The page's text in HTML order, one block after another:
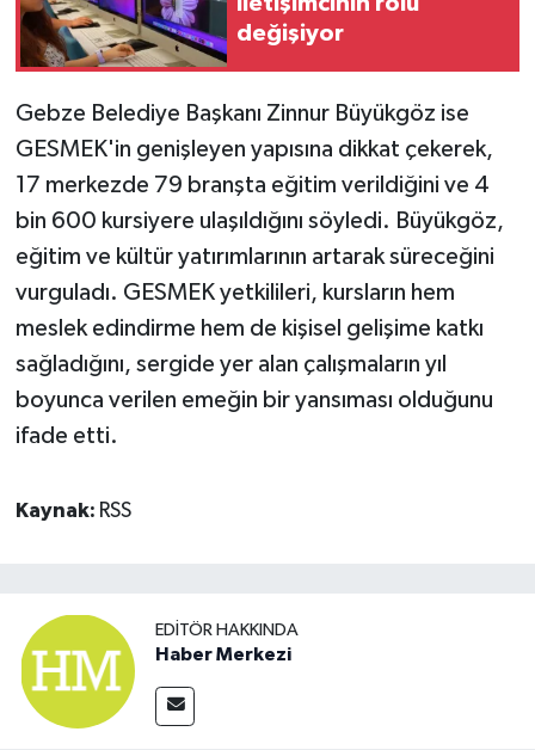
değişiyor
Gebze Belediye Başkanı Zinnur Büyükgöz ise
GESMEK'in genişleyen yapısına dikkat çekerek,
17 merkezde 79 branşta eğitim verildiğini ve 4
bin 600 kursiyere ulaşıldığını söyledi. Büyükgöz,
eğitim ve kültür yatırımlarının artarak süreceğini
vurguladı. GESMEK yetkilileri, kursların hem
meslek edindirme hem de kişisel gelişime katkı
sağladığını, sergide yer alan çalışmaların yıl
boyunca verilen emeğin bir yansıması olduğunu
ifade etti.
Kaynak: RSS
EDITÖR HAKKINDA
Haber Merkezi